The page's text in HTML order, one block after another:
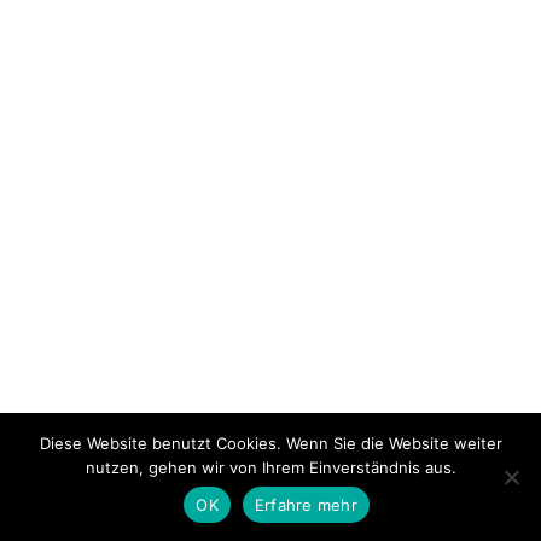
Diese Website benutzt Cookies. Wenn Sie die Website weiter
nutzen, gehen wir von Ihrem Einverständnis aus.
OK
Erfahre mehr